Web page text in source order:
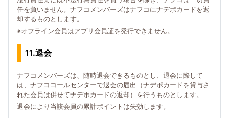
任を負いません。ナフコメンバーズはナフコにナデポカードを返
却するものとします。
※オフライン会員はアプリ会員証を発行できません。
11.退会
ナフコメンバーズは、随時退会できるものとし、退会に際して
は、ナフココールセンターで退会の届出（ナデポカードを貸与さ
れた会員は併せてナデポカードの返却）を行うものとします。
退会により当該会員の累計ポイントは失効します。